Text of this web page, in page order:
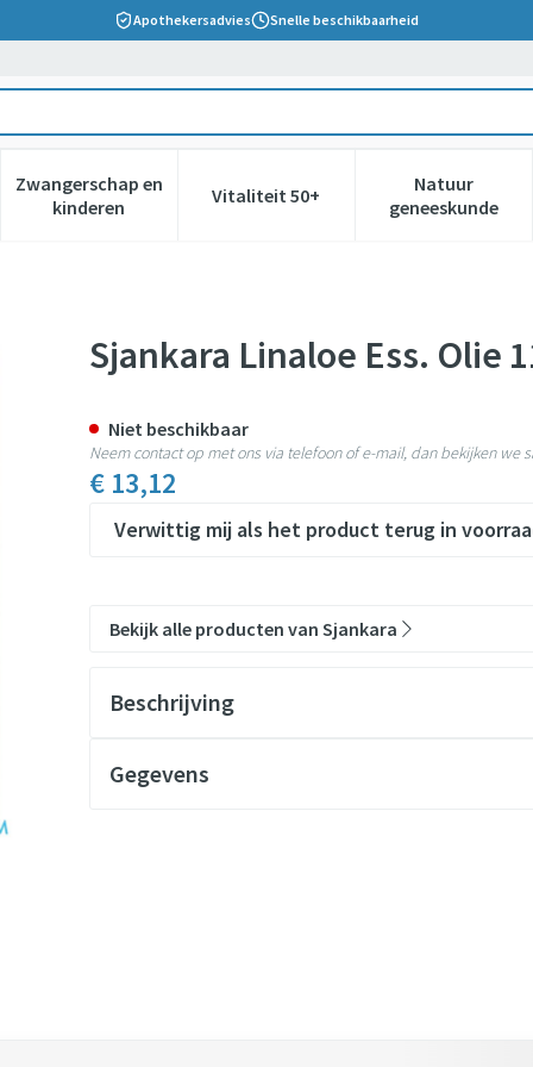
Apothekersadvies Snelle beschikbaarheid
verzorging en hygiëne categorie
voor Dieet, voeding en vitamines categorie
Zwangerschap en
kinderenToon submenu voor Zwangerschap en kinderen
Vitaliteit 50+Toon submenu voor Vitaliteit
Natuur
geneeskunde
Toon
Sjankara Linaloe Ess. Olie
€ 13,12
Verwittig mij als het product terug in
Niet beschikbaar
Neem contact op met ons via telefoon of e-mail, dan bekijken we
Bekijk alle producten van Sjankara
Beschrijving
Gegevens